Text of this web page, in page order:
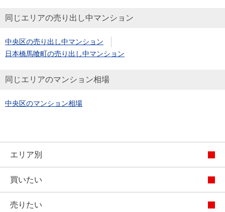
同じエリアの売り出し中マンション
中央区の売り出し中マンション
日本橋馬喰町の売り出し中マンション
同じエリアのマンション相場
中央区のマンション相場
エリア別
買いたい
売りたい